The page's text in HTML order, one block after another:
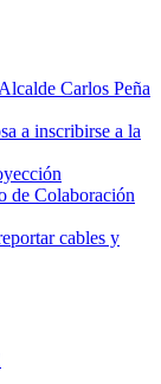
Carlos Peña
a inscribirse a la
de Colaboración
cables y